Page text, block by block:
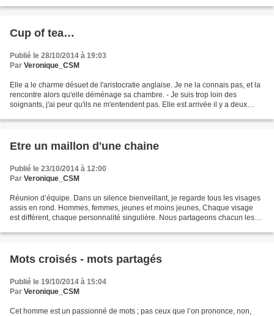
Cup of tea…
Publié le 28/10/2014 à 19:03
Par Veronique_CSM
Elle a le charme désuet de l'aristocratie anglaise. Je ne la connais pas, et la
rencontre alors qu'elle déménage sa chambre. - Je suis trop loin des
soignants, j'ai peur qu'ils ne m'entendent pas. Elle est arrivée il y a deux
Etre un maillon d'une chaine
Publié le 23/10/2014 à 12:00
Par Veronique_CSM
Réunion d’équipe. Dans un silence bienveillant, je regarde tous les visages
assis en rond. Hommes, femmes, jeunes et moins jeunes, Chaque visage
est différent, chaque personnalité singulière. Nous partageons chacun les
Mots croisés - mots partagés
Publié le 19/10/2014 à 15:04
Par Veronique_CSM
Cet homme est un passionné de mots ; pas ceux que l’on prononce, non,